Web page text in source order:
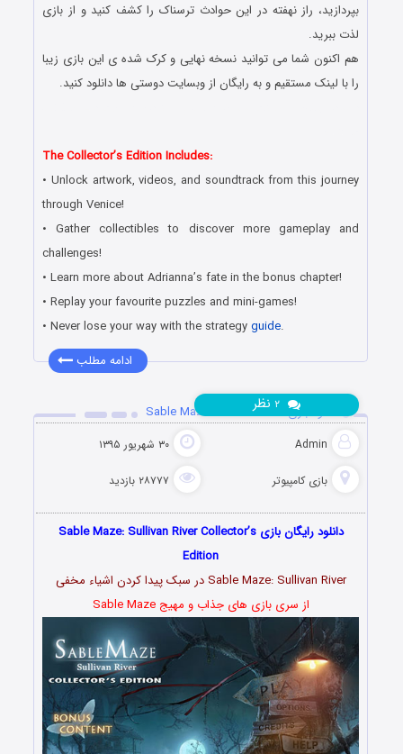
بپردازید، راز نهفته در این حوادث ترسناک را کشف کنید و از بازی
لذت ببرید.
هم اکنون شما می توانید نسخه نهایی و کرک شده ی این بازی زیبا
را با لینک مستقیم و به رایگان از وبسایت دوستی ها دانلود کنید.
The Collector’s Edition Includes:
• Unlock artwork, videos, and soundtrack from this journey
through Venice!
• Gather collectibles to discover more gameplay and
challenges!
• Learn more about Adrianna’s fate in the bonus chapter!
• Replay your favourite puzzles and mini-games!
• Never lose your way with the strategyguide.
ادامه مطلب
دانلود بازی Sable Maze: Sullivan River
Admin ۳۰ شهریور ۱۳۹۵
بازی کامپیوتر ۲۸۷۷۷ بازدید
۲ نظر
دانلود رایگان بازی Sable Maze: Sullivan River Collector’s
Edition
Sable Maze: Sullivan River در سبک پیدا کردن اشیاء مخفی
از سری بازی های جذاب و مهیج Sable Maze